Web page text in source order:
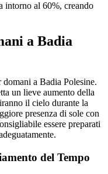
intorno al 60%, creando
a Badia
a Badia Polesine.
un lieve aumento della
il cielo durante la
presenza di sole con
essere preparati
del Tempo